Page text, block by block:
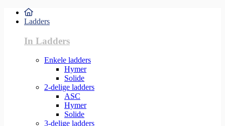
Ladders
In Ladders
Enkele ladders
Hymer
Solide
2-delige ladders
ASC
Hymer
Solide
3-delige ladders